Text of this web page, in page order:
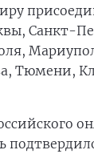
Санкт-
Тюмени,